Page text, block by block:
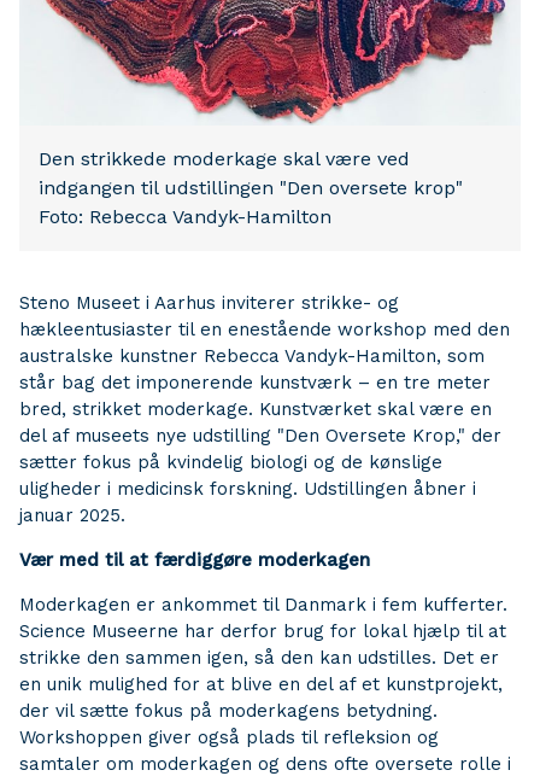
Den strikkede moderkage skal være ved
indgangen til udstillingen "Den oversete krop"
Foto: Rebecca Vandyk-Hamilton
Steno Museet i Aarhus inviterer strikke- og
hækleentusiaster til en enestående workshop med den
australske kunstner Rebecca Vandyk-Hamilton, som
står bag det imponerende kunstværk – en tre meter
bred, strikket moderkage. Kunstværket skal være en
del af museets nye udstilling "Den Oversete Krop," der
sætter fokus på kvindelig biologi og de kønslige
uligheder i medicinsk forskning. Udstillingen åbner i
januar 2025.
Vær med til at færdiggøre moderkagen
Moderkagen er ankommet til Danmark i fem kufferter.
Science Museerne har derfor brug for lokal hjælp til at
strikke den sammen igen, så den kan udstilles. Det er
en unik mulighed for at blive en del af et kunstprojekt,
der vil sætte fokus på moderkagens betydning.
Workshoppen giver også plads til refleksion og
samtaler om moderkagen og dens ofte oversete rolle i